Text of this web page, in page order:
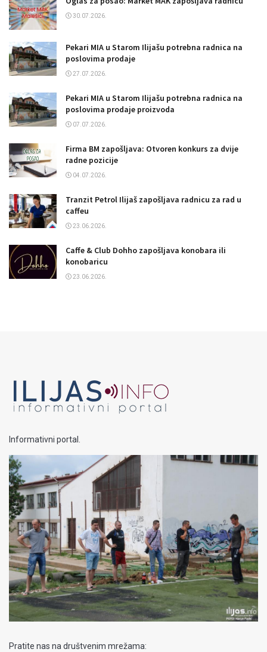
30.07.2026.
Pekari MIA u Starom Ilijašu potrebna radnica na
poslovima prodaje
27.07.2026.
Pekari MIA u Starom Ilijašu potrebna radnica na
poslovima prodaje proizvoda
07.07.2026.
Firma BM zapošljava: Otvoren konkurs za dvije
radne pozicije
04.07.2026.
Tranzit Petrol Ilijaš zapošljava radnicu za rad u
caffeu
23.06.2026.
Caffe & Club Dohho zapošljava konobara ili
konobaricu
23.06.2026.
Informativni portal.
Pratite nas na društvenim mrežama: